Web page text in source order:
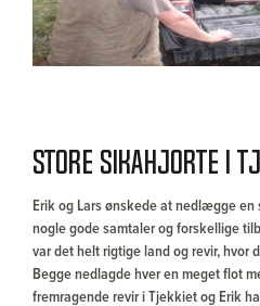
Store Sikahjorte i
Erik og Lars ønskede at nedlægge
nogle gode samtaler og forskellige
var det helt rigtige land og revir, hvor
Begge nedlagde hver en meget flot
fremragende revir i Tjekkiet og Erik